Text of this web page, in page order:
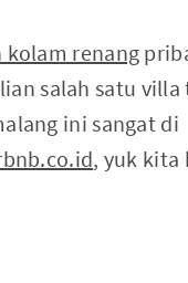
renang
salah satu
ini sangat di
, yuk kita